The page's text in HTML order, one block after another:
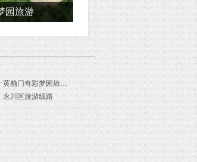
园旅游
黄桷门奇彩梦园旅游线路
永川区旅游线路